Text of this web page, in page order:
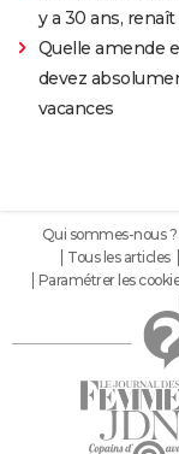
y a 30 ans,
Quelle amende
devez
vacances
Qui sommes-nous ?
Tous les articles
Paramétrer les